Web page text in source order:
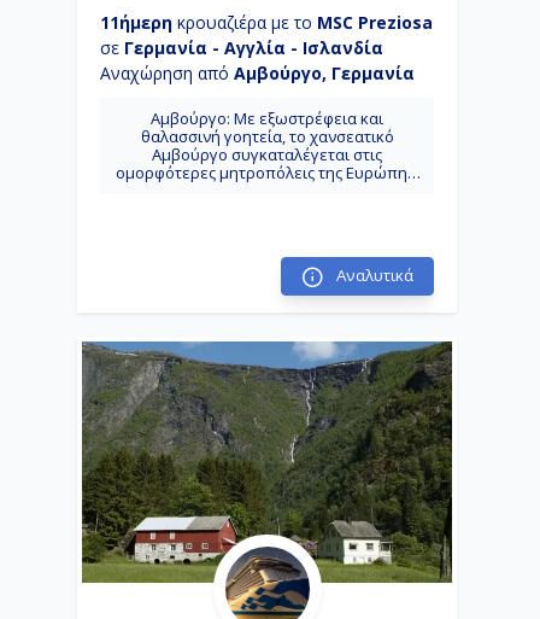
11ήμερη κρουαζιέρα με το MSC Preziosa
σε Γερμανία - Αγγλία - Ισλανδία
Αναχώρηση από Αμβούργο, Γερμανία
Αμβούργο: Με εξωστρέφεια και
θαλασσινή γοητεία, το χανσεατικό
Αμβούργο συγκαταλέγεται στις
ομορφότερες μητροπόλεις της Ευρώπης.
τον πολιτισμό της πόλης.
Ισλανδίας, η μεγαλύτερη πόλη της χώρας
νοτιοδυτικά παράλια της χώρας.
Ισαφιόδουρ: Κωμόπολη της Ισλανδίας και
πρωτεύουσα των δυτικών φιόρδ
αποτελεί ιδανικός προορισμός για όσους
αγαπούν το χιόνι και τις υπαίθριες
δραστηριότητες.
Ακουρέϊρι: Η τέταρτη μεγαλύτερη πόλη
της Ισλανδίας, με πληθυσμό 17.000
κατοίκους, γνωστή για την εξαιρετική της
θέση και την εγγύτητά της με τον πολικό
κύκλο. Προσωνύμιό της είναι η πόλη του
ήλιου του Μεσονυχτίου.
Κίρκγουολ - Σκωτία: Πρωτεύουσα και η
μεγαλύτερη πόλη των Ορκάδων και
βρίσκεται στο νησί Μέινλαντ της Σκωτίας.
Αναλυτικά